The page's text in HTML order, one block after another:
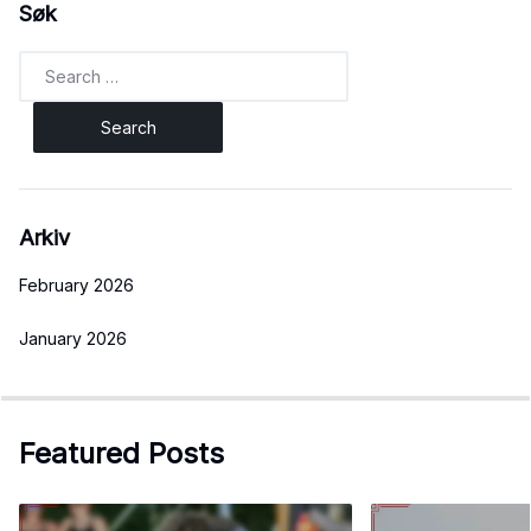
Søk
Search
Arkiv
February 2026
January 2026
Featured Posts